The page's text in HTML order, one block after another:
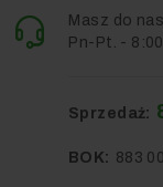
Masz do
Pn-Pt. -
Sprzedaż:
BOK: 883